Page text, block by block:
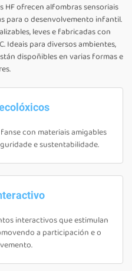
HF ofrecen alfombras sensoriais
para o desenvolvemento infantil.
leves e fabricadas con
Ideais para diversos ambientes,
dispoñibles en varias formas e
con materiais amigables
e sustentabilidade.
interactivos que estimulan
a participación e o